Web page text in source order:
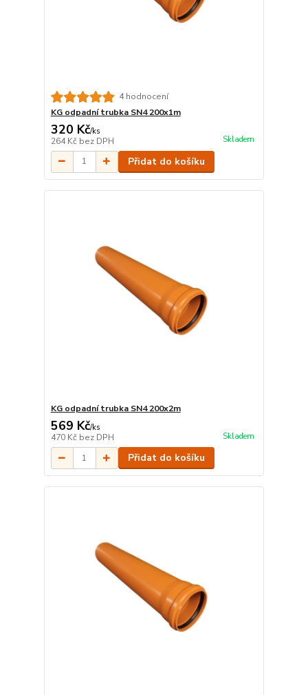
4 hodnocení
KG odpadní trubka SN4 200x1m
320 Kč/ks
264 Kč bez DPH Skladem
Přidat do košíku
KG odpadní trubka SN4 200x2m
569 Kč/ks
470 Kč bez DPH Skladem
Přidat do košíku